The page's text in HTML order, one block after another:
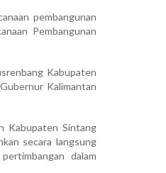
pembangunan
Pembangunan
Kabupaten
Kalimantan
Kabupaten Sintang
secara langsung
dalam